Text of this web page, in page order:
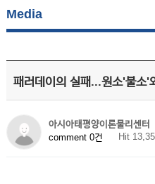
Media
패러데이의 실패...원소'불소'
아시아태평양이론물리센터
comment 0건
Hit